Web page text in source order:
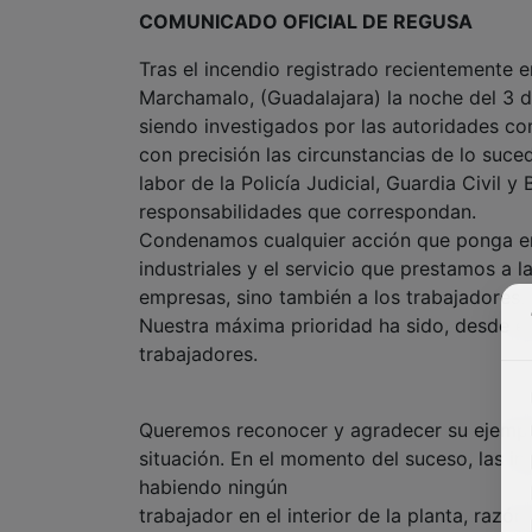
COMUNICADO OFICIAL DE REGUSA
Tras el incendio registrado recientemente
Marchamalo, (Guadalajara) la noche del 3
siendo investigados por las autoridades
con precisión las circunstancias de lo
labor de la Policía Judicial, Guardia Civil y
responsabilidades que correspondan.
Condenamos cualquier acción que ponga
industriales y el servicio que prestamos a
empresas, sino también a los
Nuestra máxima prioridad ha sido, desde
trabajadores.
Queremos reconocer y agradecer su
situación. En el momento del suceso, las
habiendo ningún
trabajador en el interior de la planta, razón